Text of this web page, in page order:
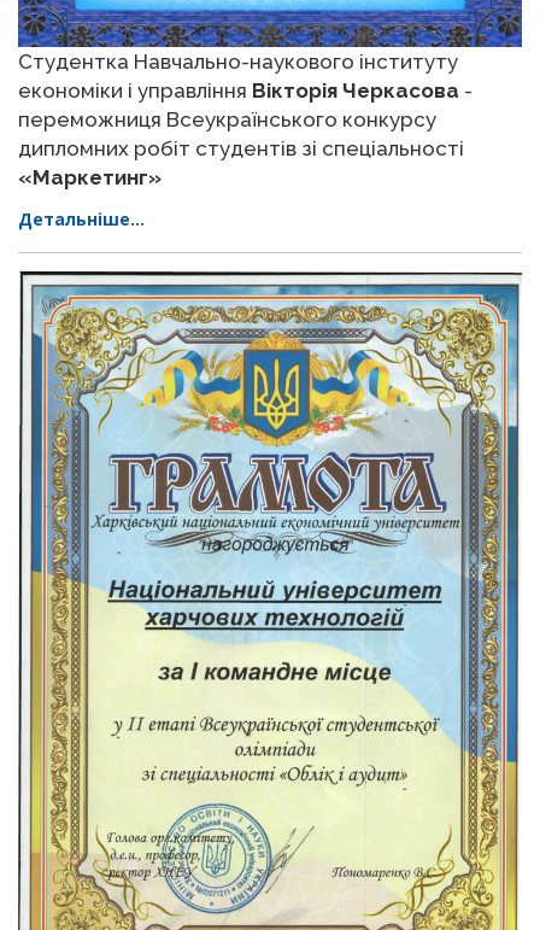
Студентка Навчально-наукового інституту
економіки і управління Вікторія Черкасова -
переможниця Всеукраїнського конкурсу
дипломних робіт студентів зі спеціальності
«Маркетинг»
Детальніше...